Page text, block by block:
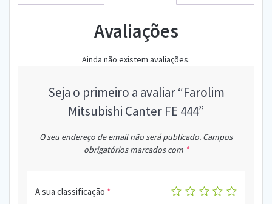
Avaliações
Ainda não existem avaliações.
Seja o primeiro a avaliar “Farolim
Mitsubishi Canter FE 444”
O seu endereço de email não será publicado. Campos
obrigatórios marcados com *
A sua classificação *